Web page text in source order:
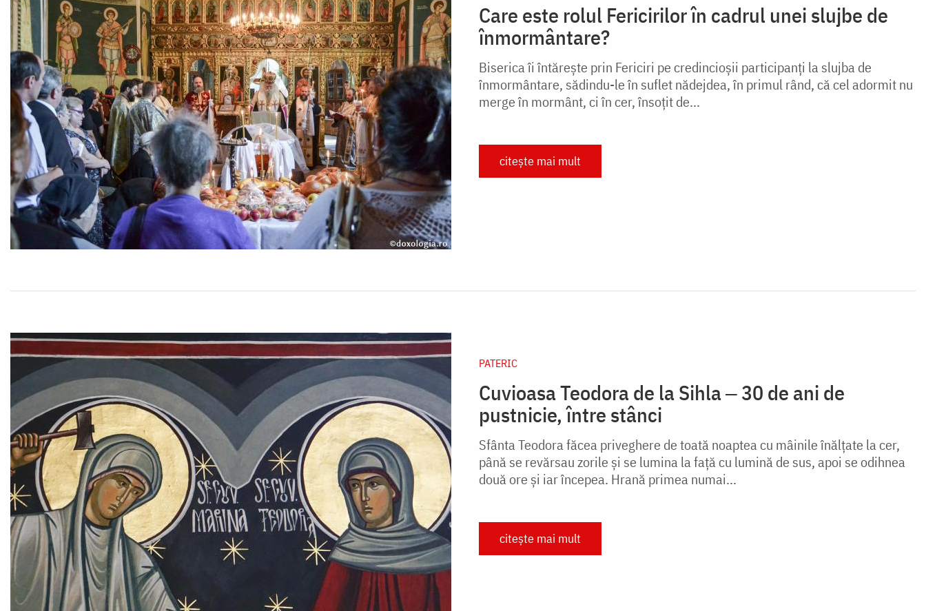
Care este rolul Fericirilor în cadrul unei slujbe de
înmormântare?
Biserica îi întărește prin Fericiri pe credincioșii participanți la slujba de
înmormântare, sădindu-le în suflet nădejdea, în primul rând, că cel adormit nu
merge în mormânt, ci în cer, însoțit de...
citește mai mult
PATERIC
Cuvioasa Teodora de la Sihla ‒ 30 de ani de
pustnicie, între stânci
Sfânta Teodora făcea priveghere de toată noaptea cu mâinile înălţate la cer,
până se revărsau zorile şi se lumina la faţă cu lumină de sus, apoi se odihnea
două ore şi iar începea. Hrană primea numai...
citește mai mult